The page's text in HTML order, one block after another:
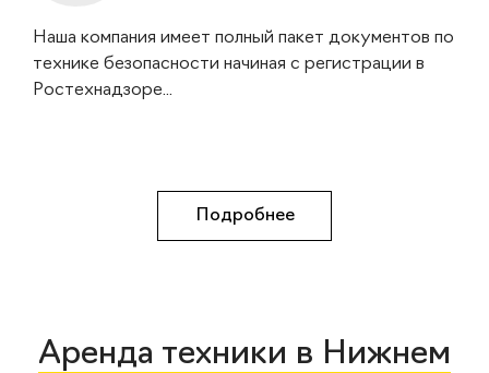
Наша компания имеет полный пакет документов по
технике безопасности начиная с регистрации в
Ростехнадзоре...
Подробнее
Аренда техники в Нижнем